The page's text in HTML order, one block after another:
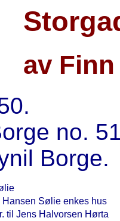
av
no.
Borge.
Hansen Sølie enkes hus
til Jens Halvorsen Hørta